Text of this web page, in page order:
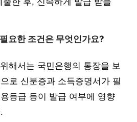
요한 조건은 무엇인가요?
해서는 국민은행의 통장을 보
로 신분증과 소득증명서가 필
등급 등이 발급 여부에 영향